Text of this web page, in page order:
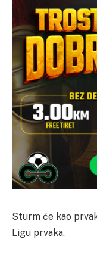
Sturm će kao
Ligu prvaka.